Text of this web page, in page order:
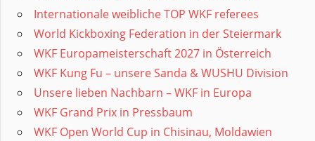
Internationale weibliche TOP WKF referees
World Kickboxing Federation in der Steiermark
WKF Europameisterschaft 2027 in Österreich
WKF Kung Fu – unsere Sanda & WUSHU Division
Unsere lieben Nachbarn – WKF in Europa
WKF Grand Prix in Pressbaum
WKF Open World Cup in Chisinau, Moldawien